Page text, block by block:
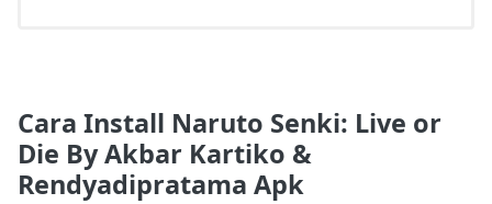
Cara Install Naruto Senki: Live or
Die By Akbar Kartiko &
Rendyadipratama Apk